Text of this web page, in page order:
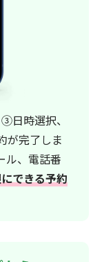
時選択、
が完了しま
ル、電話番
できる予約